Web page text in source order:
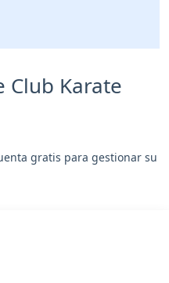
Karate
gratis para gestionar su